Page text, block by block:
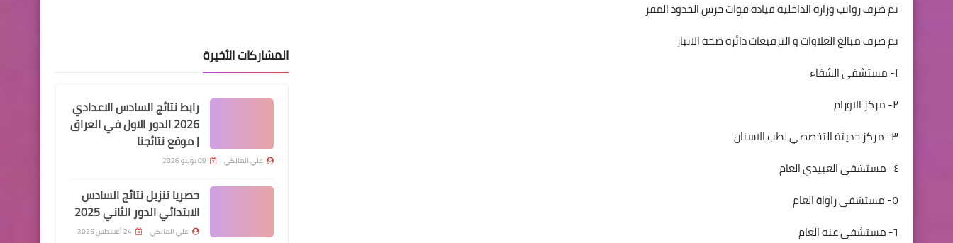
تم صرف رواتب وزارة الداخلية قيادة قوات حرس الحدود المقر
تم صرف مبالغ العلاوات و الترفيعات دائرة صحة الانبار
١- مستشفى الشفاء
٢- مركز الاورام
٣- مركز حديثة التخصصي لطب الاسنان
٤- مستشفى العبيدي العام
٥- مستشفى راواة العام
٦- مستشفى عنه العام
اسعار صرف الدولار في
الاسواق العراقية
المشاركات الأخيرة
رابط نتائج السادس الاعدادي
2026 الدور الاول في العراق
| موقع نتائجنا
علي المالكي 09 يوليو 2026
حصريا تنزيل نتائج السادس
الابتدائي الدور الثاني 2025
علي المالكي 24 أغسطس 2025